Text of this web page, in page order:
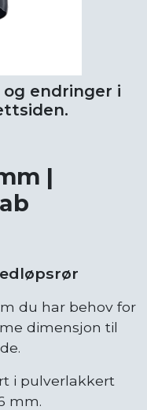
endringer i
|
du har behov for
dimensjon til
i pulverlakkert
mm.